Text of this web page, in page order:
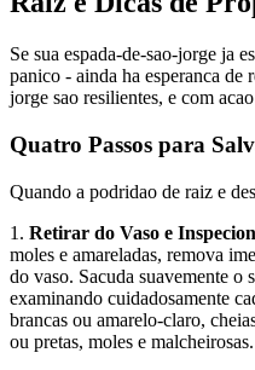
Se sua espada-de-sao-jorge ja
panico - ainda ha esperanca de
jorge sao resilientes, e com
Quatro Passos para
Quando a podridao de raiz e
1. Retirar do Vaso e
moles e amareladas, remova
do vaso. Sacuda suavemente o
examinando cuidadosamente
brancas ou amarelo-claro,
ou pretas, moles e malcheirosas.